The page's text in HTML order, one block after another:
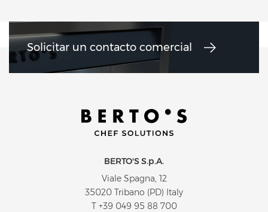
Solicitar un contacto comercial
BERTO'S S.p.A.
Viale Spagna, 12
35020 Tribano (PD) Italy
T +39 049 95 88 700